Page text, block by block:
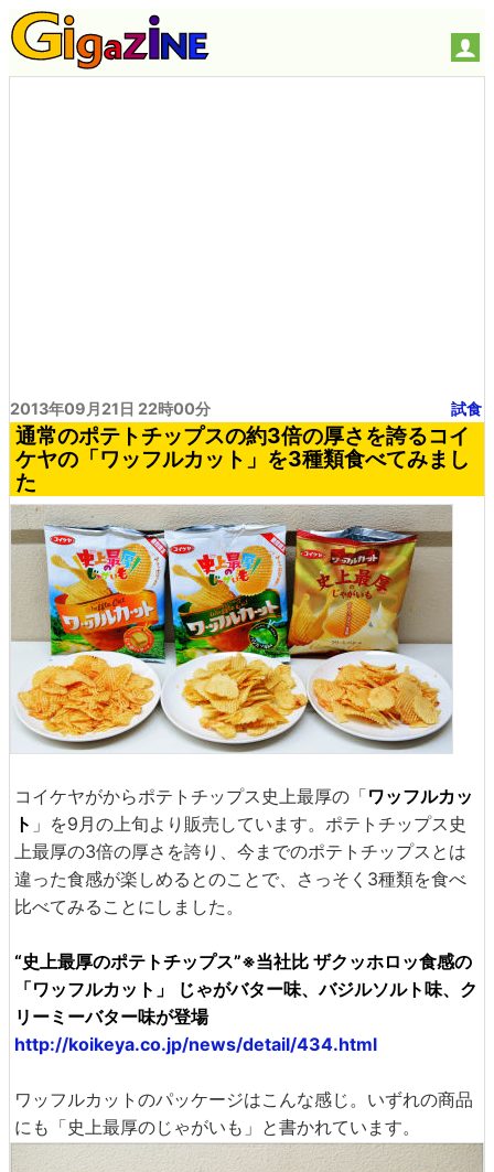
2013年09月21日 22時00分 試食
通常のポテトチップスの約3倍の厚さを誇るコイ
ケヤの「ワッフルカット」を3種類食べてみまし
た
コイケヤがからポテトチップス史上最厚の「ワッフルカッ
ト 」を9月の上旬より販売しています。ポテトチップス史
上最厚の3倍の厚さを誇り、今までのポテトチップスとは
違った食感が楽しめるとのことで、さっそく3種類を食べ
比べてみることにしました。
“史上最厚のポテトチップス”※当社比 ザクッホロッ食感の
「ワッフルカット」 じゃがバター味、バジルソルト味、ク
リーミーバター味が登場
http://koikeya.co.jp/news/detail/434.html
ワッフルカットのパッケージはこんな感じ。いずれの商品
にも「史上最厚のじゃがいも」と書かれています。